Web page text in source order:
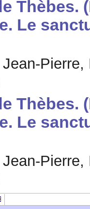
Thèbes.
Le
Pierre,
Thèbes.
Le
Pierre,